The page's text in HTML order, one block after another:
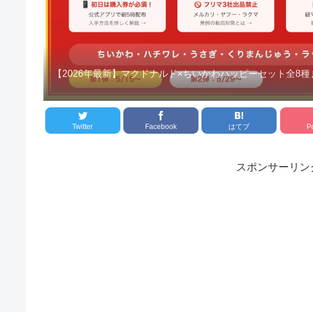
【2026年最新】マクドナルド×ちいかわハッピーセット全8
Twitter Facebook はてブ
スポンサーリン